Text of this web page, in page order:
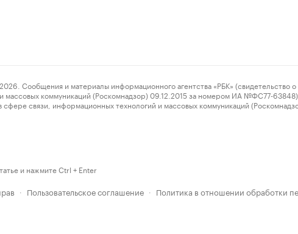
и материалы информационного агентства «РБК» (свидетельство о
коммуникаций (Роскомнадзор) 09.12.2015 за номером ИА №ФС77-63848)
связи, информационных технологий и массовых коммуникаций
и нажмите Ctrl + Enter
· Пользовательское соглашение · Политика в отношении обработки